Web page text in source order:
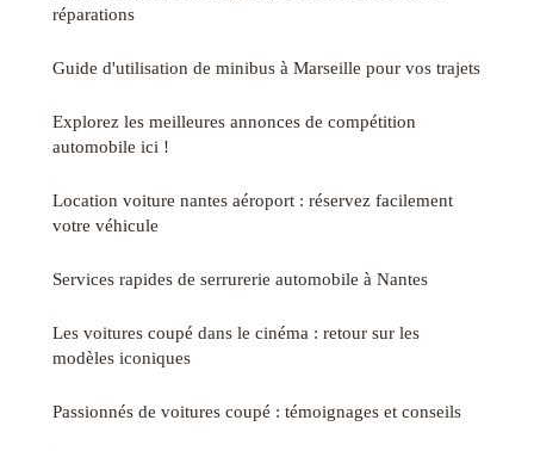
réparations
Guide d'utilisation de minibus à Marseille pour vos trajets
Explorez les meilleures annonces de compétition
automobile ici !
Location voiture nantes aéroport : réservez facilement
votre véhicule
Services rapides de serrurerie automobile à Nantes
Les voitures coupé dans le cinéma : retour sur les
modèles iconiques
Passionnés de voitures coupé : témoignages et conseils